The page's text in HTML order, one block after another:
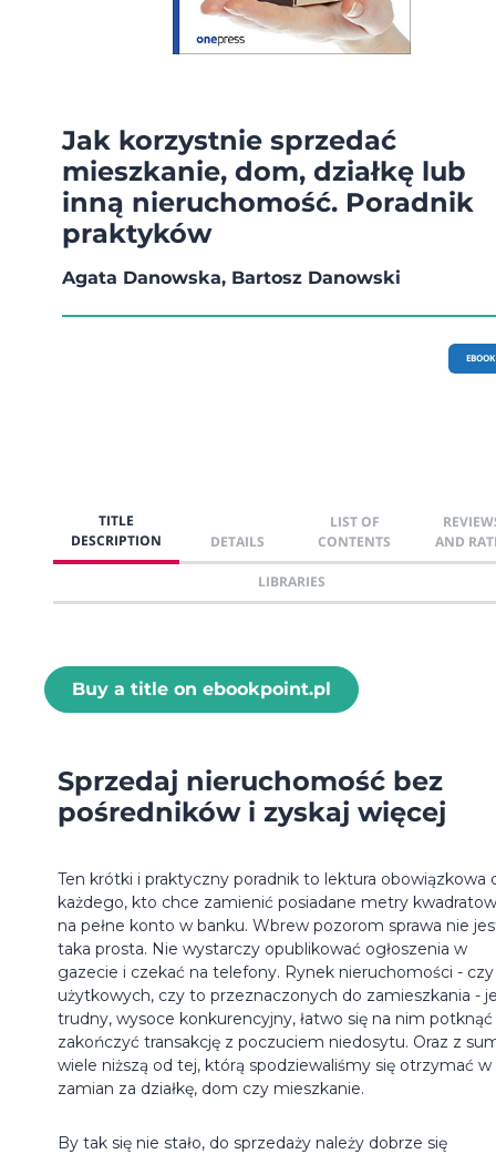
Jak korzystnie sprzedać
mieszkanie, dom, działkę lub
inną nieruchomość. Poradnik
praktyków
Agata Danowska, Bartosz Danowski
EBOOK
TITLE
DESCRIPTION
DETAILS
LIST OF
CONTENTS
AND
LIBRARIES
Buy a title on ebookpoint.pl
Sprzedaj nieruchomość bez
pośredników i zyskaj więcej
Ten krótki i praktyczny poradnik to lektura obowiązkowa
każdego, kto chce zamienić posiadane metry
na pełne konto w banku. Wbrew pozorom sprawa nie
taka prosta. Nie wystarczy opublikować ogłoszenia w
gazecie i czekać na telefony. Rynek nieruchomości -
użytkowych, czy to przeznaczonych do zamieszkania -
trudny, wysoce konkurencyjny, łatwo się na nim potknąć
zakończyć transakcję z poczuciem niedosytu. Oraz z
wiele niższą od tej, którą spodziewaliśmy się otrzymać w
zamian za działkę, dom czy mieszkanie.
By tak się nie stało, do sprzedaży należy dobrze się